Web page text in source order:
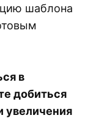
шаблона
в
добиться
увеличения